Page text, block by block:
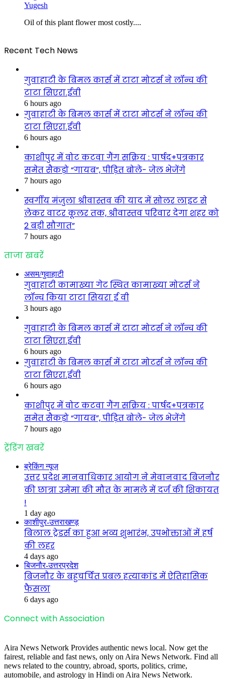
Yugesh
Oil of this plant flower most costly....
Recent Tech News
गुवाहाटी के बिमल कार्स में टाटा मोटर्स ने लॉन्च की
टाटा सिएरा.ईवी
6 hours ago
गुवाहाटी के बिमल कार्स में टाटा मोटर्स ने लॉन्च की
टाटा सिएरा.ईवी
6 hours ago
काशीपुर में वोट कटवा गैंग सक्रिय : पार्षद+पत्रकार
समेत सैकड़ो “गायब”, पीड़ित बोले- जेल भेजेंगे
7 hours ago
स्वर्गीय मंजुला श्रीवास्तव की याद में सोलर लाइट से
लेकर वाटर कूलर तक, श्रीवास्तव परिवार देगा शहर को
2 बड़ी सौगात”
7 hours ago
ताजा खबरें
असम/गुवाहाटी
गुवाहाटी कामाख्या गेट स्थित कामाख्या मोटर्स ने
लॉन्च किया टाटा सियरा ई वी
3 hours ago
गुवाहाटी के बिमल कार्स में टाटा मोटर्स ने लॉन्च की
टाटा सिएरा.ईवी
6 hours ago
गुवाहाटी के बिमल कार्स में टाटा मोटर्स ने लॉन्च की
टाटा सिएरा.ईवी
6 hours ago
काशीपुर में वोट कटवा गैंग सक्रिय : पार्षद+पत्रकार
समेत सैकड़ो “गायब”, पीड़ित बोले- जेल भेजेंगे
7 hours ago
ट्रेंडिंग खबरें
ब्रेकिंग न्यूज़
उत्तर प्रदेश मानवाधिकार आयोग ने मेवानवाद बिजनौर
की छात्रा उमेमा की मौत के मामले में दर्ज की शिकायत
!
1 day ago
काशीपुर-उत्तराखण्ड़
बिलाल ट्रेडर्स का हुआ भव्य शुभारंभ, उपभोक्ताओं में हर्ष
की लहर
4 days ago
बिजनौर-उत्तरप्रदेश
बिजनौर के बहुचर्चित प्रबल हत्याकांड में ऐतिहासिक
फैसला
6 days ago
Connect with Association
Aira News Network Provides authentic news local. Now get the
fairest, reliable and fast news, only on Aira News Network. Find all
news related to the country, abroad, sports, politics, crime,
automobile, and astrology in Hindi on Aira News Network.